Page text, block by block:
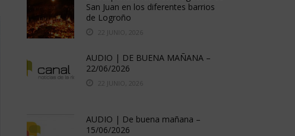
San Juan en los diferentes barrios
de Logroño
22 JUNIO, 2026
AUDIO | DE BUENA MAÑANA –
22/06/2026
22 JUNIO, 2026
AUDIO | De buena mañana –
15/06/2026